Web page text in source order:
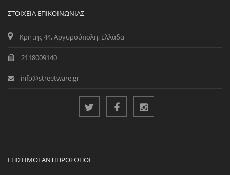
ΣΤΟΙΧΕΊΑ ΕΠΙΚΟΙΝΩΝΊΑΣ
Κρήτης 44, Αργυρούπολη, Ελλάδα
2118009140
info@streetware.gr
ΕΠΊΣΗΜΟΙ ΑΝΤΙΠΡΌΣΩΠΟΙ